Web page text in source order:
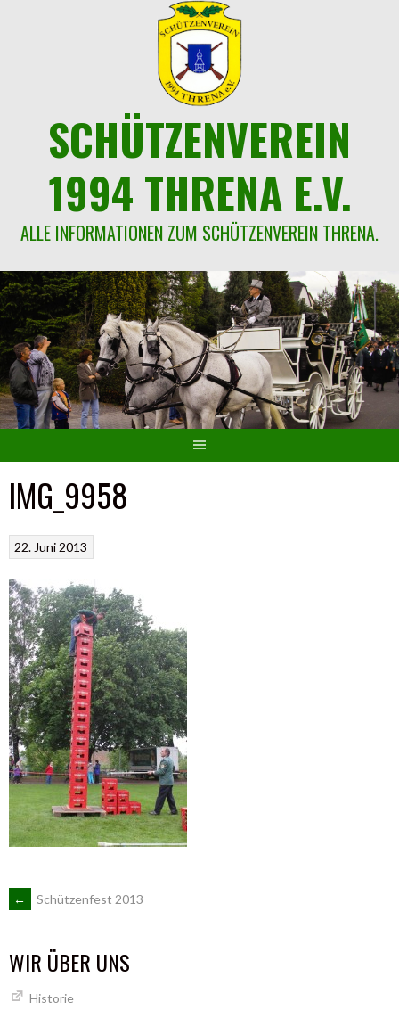
SCHÜTZENVEREIN
1994 THRENA E.V.
ALLE INFORMATIONEN ZUM SCHÜTZENVEREIN THRENA.
IMG_9958
22. Juni 2013
ARTIKEL-
NAVIGATION
← Schützenfest 2013
WIR ÜBER UNS
Historie